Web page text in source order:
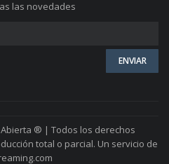
las novedades
Abierta ® | Todos los derechos
total o parcial. Un servicio de